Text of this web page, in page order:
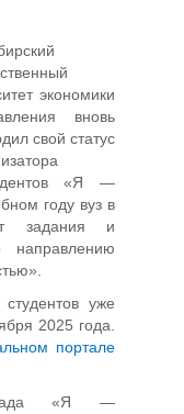
экономики
вновь
свой статус
«Я —
году вуз в
задания и
направлению
уже
2025 года.
портале
«Я —